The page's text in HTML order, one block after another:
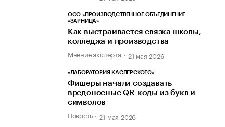
ООО «ПРОИЗВОДСТВЕННОЕ ОБЪЕДИНЕНИЕ
«ЗАРНИЦА»
Как выстраивается связка школы,
колледжа и производства
Мнение эксперта 21 мая 2026
«ЛАБОРАТОРИЯ КАСПЕРСКОГО»
Фишеры начали создавать
вредоносные QR-коды из букв и
символов
Новость 21 мая 2026